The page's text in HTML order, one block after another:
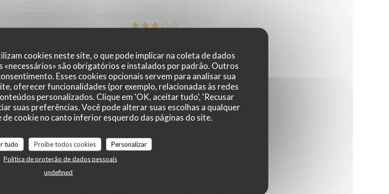
cookies neste site, o que pode implicar na coleta de dados
«necessários» são obrigatórios e instalados por padrão. Outros
Esses cookies opcionais servem para analisar sua
oferecer funcionalidades (por exemplo, relacionadas às redes
personalizados. Clique em 'OK, aceitar tudo', 'Recusar
suas preferências. Você pode alterar suas escolhas a qualquer
cookie no canto inferior esquerdo das páginas do site.
tudo Proíbe todos cookies
Personalizar
Política de proteção de dados pessoais
undefined
service: 5/5 ambience :5/5 menu: 4/5 quality_price: 5 /5
notre déjeuner (moule, carbonade, flamiche au
à Lilles.
ambience